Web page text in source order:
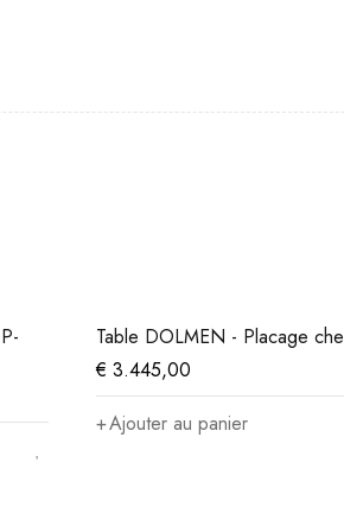
Table DOLMEN - Placage
€ 3.445,00
Ajouter au panier